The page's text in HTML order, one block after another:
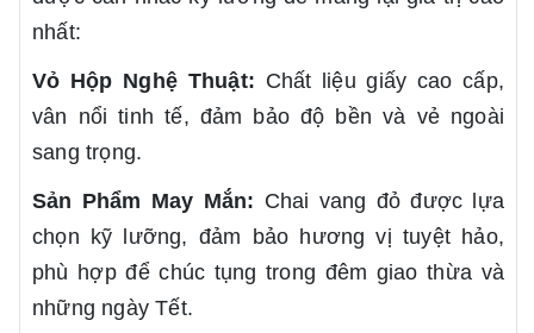
nhất:
Vỏ Hộp Nghệ Thuật: Chất liệu giấy cao cấp,
vân nổi tinh tế, đảm bảo độ bền và vẻ ngoài
sang trọng.
Sản Phẩm May Mắn: Chai vang đỏ được lựa
chọn kỹ lưỡng, đảm bảo hương vị tuyệt hảo,
phù hợp để chúc tụng trong đêm giao thừa và
những ngày Tết.